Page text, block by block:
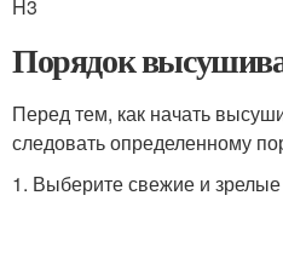
H3
Порядок
Перед тем, как начать
следовать определенному
1. Выберите свежие и зрелые